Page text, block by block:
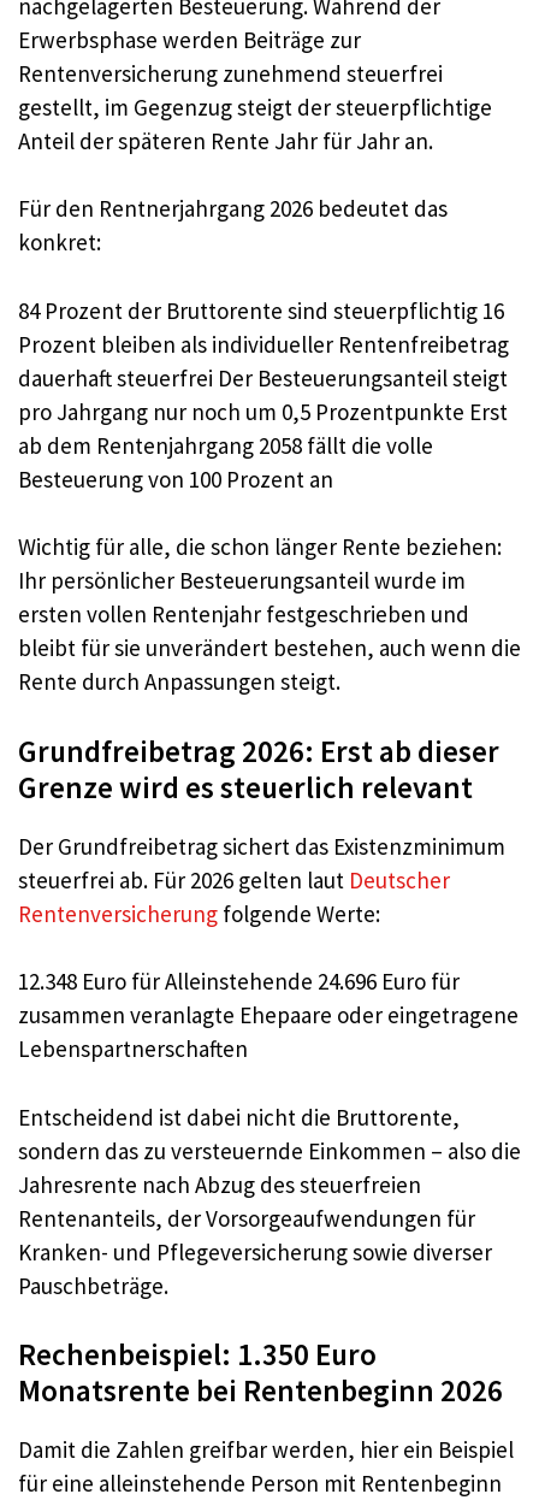
Erwerbsphase werden Beiträge zur
Rentenversicherung zunehmend steuerfrei
gestellt, im Gegenzug steigt der steuerpflichtige
Anteil der späteren Rente Jahr für Jahr an.
Für den Rentnerjahrgang 2026 bedeutet das
konkret:
84 Prozent der Bruttorente sind steuerpflichtig 16
Prozent bleiben als individueller Rentenfreibetrag
dauerhaft steuerfrei Der Besteuerungsanteil steigt
pro Jahrgang nur noch um 0,5 Prozentpunkte Erst
ab dem Rentenjahrgang 2058 fällt die volle
Besteuerung von 100 Prozent an
Wichtig für alle, die schon länger Rente beziehen:
Ihr persönlicher Besteuerungsanteil wurde im
ersten vollen Rentenjahr festgeschrieben und
bleibt für sie unverändert bestehen, auch wenn die
Rente durch Anpassungen steigt.
Grundfreibetrag 2026: Erst ab dieser
Grenze wird es steuerlich relevant
Der Grundfreibetrag sichert das Existenzminimum
steuerfrei ab. Für 2026 gelten laut Deutscher
Rentenversicherung folgende Werte:
12.348 Euro für Alleinstehende 24.696 Euro für
zusammen veranlagte Ehepaare oder eingetragene
Lebenspartnerschaften
Entscheidend ist dabei nicht die Bruttorente,
sondern das zu versteuernde Einkommen – also die
Jahresrente nach Abzug des steuerfreien
Rentenanteils, der Vorsorgeaufwendungen für
Kranken- und Pflegeversicherung sowie diverser
Pauschbeträge.
Rechenbeispiel: 1.350 Euro
Monatsrente bei Rentenbeginn 2026
Damit die Zahlen greifbar werden, hier ein Beispiel
für eine alleinstehende Person mit Rentenbeginn